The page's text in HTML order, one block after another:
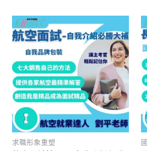
求職形象重塑